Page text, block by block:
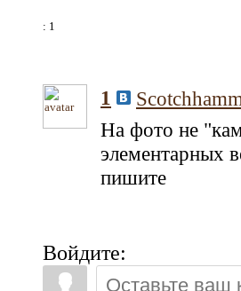
: 1
1
На фото не
элементарных
пишите
Войдите: